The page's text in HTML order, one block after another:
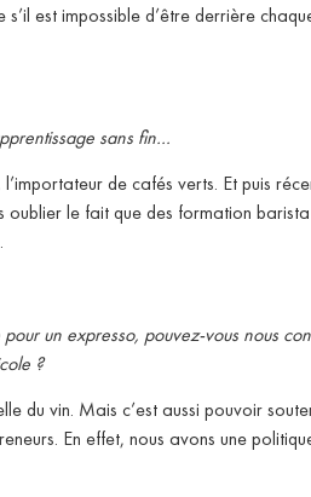
est impossible d’être derrière
sans fin…
de cafés verts. Et puis
le fait que des formation
un expresso, pouvez-vous nous
?
du vin. Mais c’est aussi pouvoir
En effet, nous avons une